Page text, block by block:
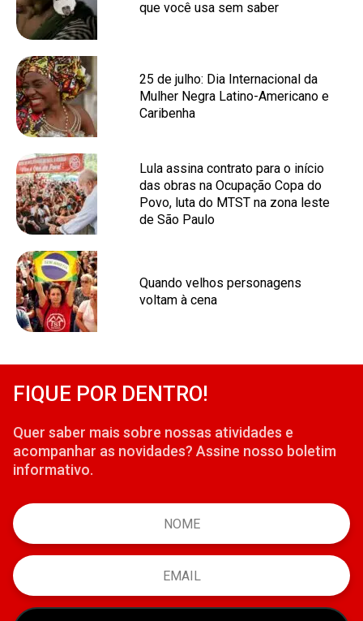
que você usa sem saber
25 de julho: Dia Internacional da
Mulher Negra Latino-Americano e
Caribenha
Lula assina contrato para o início
das obras na Ocupação Copa do
Povo, luta do MTST na zona leste
de São Paulo
Quando velhos personagens
voltam à cena
FIQUE POR DENTRO!
Quer saber mais sobre nossas atividades e
acompanhar as novidades? Assine nosso boletim
informativo.